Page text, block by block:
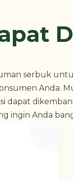
serbuk
Anda.
dapat
ingin Anda